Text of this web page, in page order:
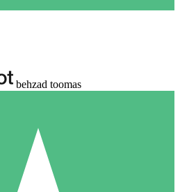
behzad toomas